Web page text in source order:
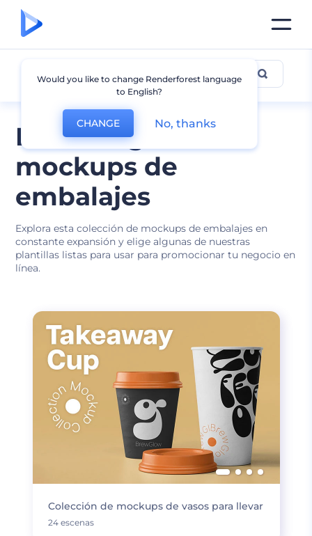
Diseños gratis de
mockups de
embalajes
Explora esta colección de mockups de embalajes en
constante expansión y elige algunas de nuestras
plantillas listas para usar para promocionar tu negocio en
línea.
Otros Mockups de Embalajes
Colección de mockups de vasos para llevar
24 escenas
Would you like to change Renderforest language
to English?
CHANGE No, thanks